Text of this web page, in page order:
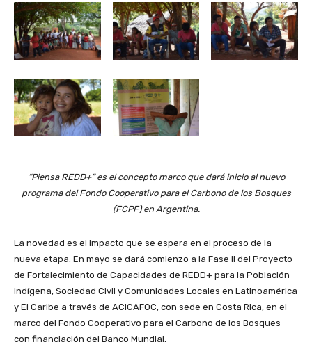
“Piensa REDD+” es el concepto marco que dará inicio al nuevo
programa del Fondo Cooperativo para el Carbono de los Bosques
(FCPF) en Argentina.
La novedad es el impacto que se espera en el proceso de la
nueva etapa. En mayo se dará comienzo a la Fase II del Proyecto
de Fortalecimiento de Capacidades de REDD+ para la Población
Indígena, Sociedad Civil y Comunidades Locales en Latinoamérica
y El Caribe a través de ACICAFOC, con sede en Costa Rica, en el
marco del Fondo Cooperativo para el Carbono de los Bosques
con financiación del Banco Mundial.